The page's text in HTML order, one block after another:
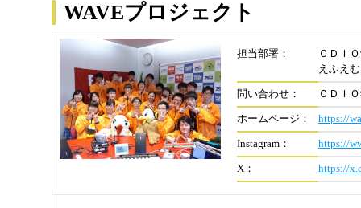
WAVEプロジェクト
担当部署：
ＣＤＩ
えふえ
問い合わせ： ＣＤＩ
ホームページ： https://
Instagram： https://
X： https://